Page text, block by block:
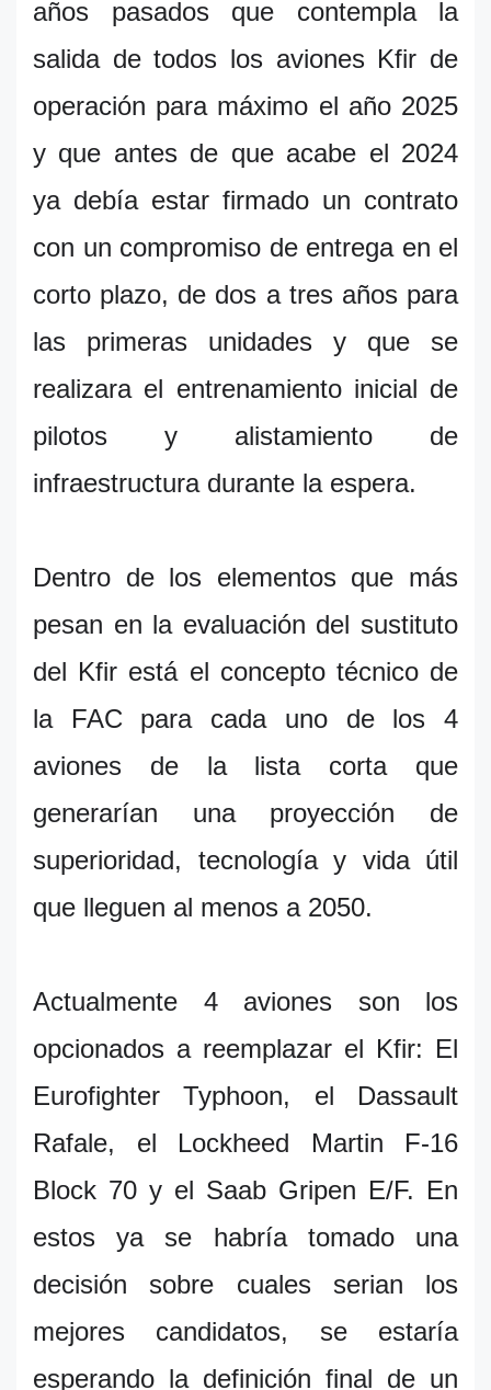
años pasados que contempla la
salida de todos los aviones Kfir de
operación para máximo el año 2025
y que antes de que acabe el 2024
ya debía estar firmado un contrato
con un compromiso de entrega en el
corto plazo, de dos a tres años para
las primeras unidades y que se
realizara el entrenamiento inicial de
pilotos y alistamiento de
infraestructura durante la espera.
Dentro de los elementos que más
pesan en la evaluación del sustituto
del Kfir está el concepto técnico de
la FAC para cada uno de los 4
aviones de la lista corta que
generarían una proyección de
superioridad, tecnología y vida útil
que lleguen al menos a 2050.
Actualmente 4 aviones son los
opcionados a reemplazar el Kfir: El
Eurofighter Typhoon, el Dassault
Rafale, el Lockheed Martin F-16
Block 70 y el Saab Gripen E/F. En
estos ya se habría tomado una
decisión sobre cuales serian los
mejores candidatos, se estaría
esperando la definición final de un